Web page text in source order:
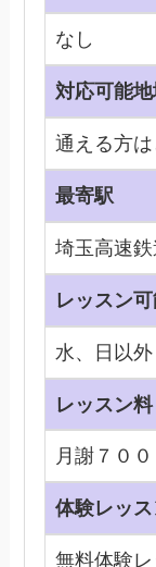
なし
対応可能
通える方
最寄駅
埼玉高速
レッスン
水、日以
レッスン料
月謝７０
体験レッ
無料体験